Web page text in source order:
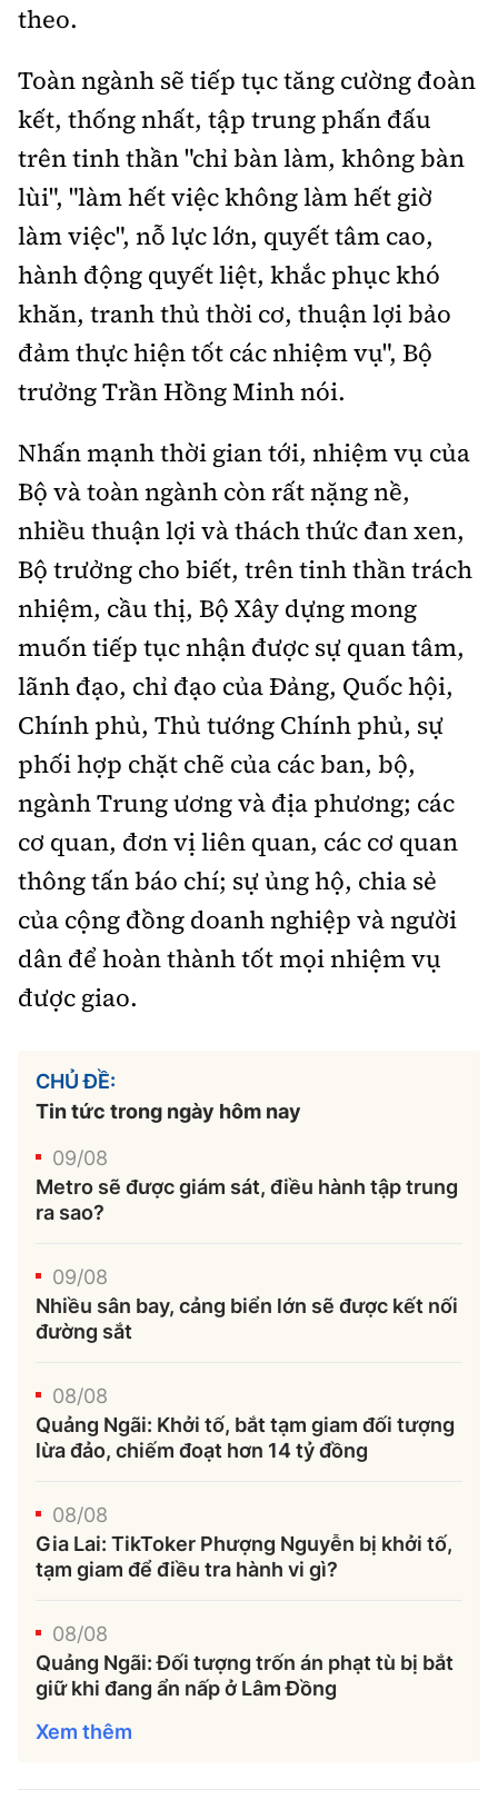
theo.
Toàn ngành sẽ tiếp tục tăng cường đoàn
kết, thống nhất, tập trung phấn đấu
trên tinh thần "chỉ bàn làm, không bàn
lùi", "làm hết việc không làm hết giờ
làm việc", nỗ lực lớn, quyết tâm cao,
hành động quyết liệt, khắc phục khó
khăn, tranh thủ thời cơ, thuận lợi bảo
đảm thực hiện tốt các nhiệm vụ", Bộ
trưởng Trần Hồng Minh nói.
Nhấn mạnh thời gian tới, nhiệm vụ của
Bộ và toàn ngành còn rất nặng nề,
nhiều thuận lợi và thách thức đan xen,
Bộ trưởng cho biết, trên tinh thần trách
nhiệm, cầu thị, Bộ Xây dựng mong
muốn tiếp tục nhận được sự quan tâm,
lãnh đạo, chỉ đạo của Đảng, Quốc hội,
Chính phủ, Thủ tướng Chính phủ, sự
phối hợp chặt chẽ của các ban, bộ,
ngành Trung ương và địa phương; các
cơ quan, đơn vị liên quan, các cơ quan
thông tấn báo chí; sự ủng hộ, chia sẻ
của cộng đồng doanh nghiệp và người
dân để hoàn thành tốt mọi nhiệm vụ
được giao.
CHỦ ĐỀ:
Tin tức trong ngày hôm nay
09/08
Metro sẽ được giám sát, điều hành tập trung
ra sao?
09/08
Nhiều sân bay, cảng biển lớn sẽ được kết nối
đường sắt
08/08
Quảng Ngãi: Khởi tố, bắt tạm giam đối tượng
lừa đảo, chiếm đoạt hơn 14 tỷ đồng
08/08
Gia Lai: TikToker Phượng Nguyễn bị khởi tố,
tạm giam để điều tra hành vi gì?
08/08
Quảng Ngãi: Đối tượng trốn án phạt tù bị bắt
giữ khi đang ẩn nấp ở Lâm Đồng
Xem thêm